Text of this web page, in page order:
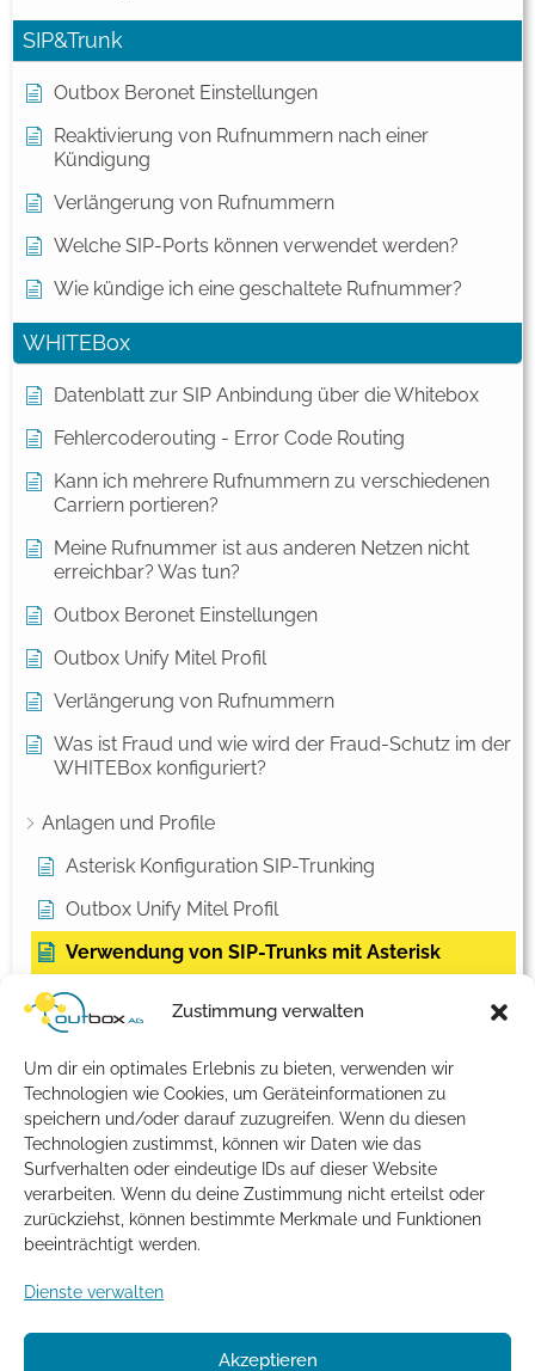
Zustimmung verwalten
Um dir ein optimales Erlebnis zu bieten, verwenden wir
Technologien wie Cookies, um Geräteinformationen zu
speichern und/oder darauf zuzugreifen. Wenn du diesen
Technologien zustimmst, können wir Daten wie das
Surfverhalten oder eindeutige IDs auf dieser Website
verarbeiten. Wenn du deine Zustimmung nicht erteilst oder
zurückziehst, können bestimmte Merkmale und Funktionen
beeinträchtigt werden.
Dienste verwalten
Akzeptieren
SIP&Trunk
Outbox Beronet Einstellungen
Reaktivierung von Rufnummern nach einer
Kündigung
Verlängerung von Rufnummern
Welche SIP-Ports können verwendet werden?
Wie kündige ich eine geschaltete Rufnummer?
WHITEBox
Datenblatt zur SIP Anbindung über die Whitebox
Fehlercoderouting - Error Code Routing
Kann ich mehrere Rufnummern zu verschiedenen
Carriern portieren?
Meine Rufnummer ist aus anderen Netzen nicht
erreichbar? Was tun?
Outbox Beronet Einstellungen
Outbox Unify Mitel Profil
Verlängerung von Rufnummern
Was ist Fraud und wie wird der Fraud-Schutz im der
WHITEBox konfiguriert?
Anlagen und Profile
Asterisk Konfiguration SIP-Trunking
Outbox Unify Mitel Profil
Verwendung von SIP-Trunks mit Asterisk
Einstellungen für Endkunden
Fax
Netzwerk Konfiguration
Notruf
Rechnungsdaten
SIP-Account - Einstellungen
Tarifmanager
Telefonbucheintrag
Vorabstimmung und Portierung